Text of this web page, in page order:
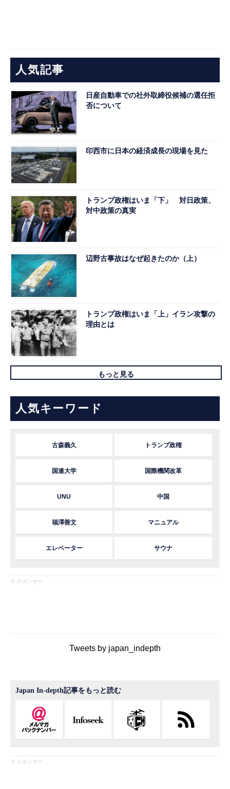
人気記事
日産自動車での社外取締役候補の選任拒
否について
印西市に日本の経済成長の現場を見た
トランプ政権はいま「下」 対日政策、
対中政策の真実
辺野古事故はなぜ起きたのか（上）
トランプ政権はいま「上」イラン攻撃の
理由とは
もっと見る
人気キーワード
古森義久 トランプ政権
国連大学 国際機関改革
UNU 中国
福澤善文 マニュアル
エレベーター サウナ
※ スポンサー
Tweets by japan_indepth
Japan In-depth記事をもっと読む
※ スポンサー